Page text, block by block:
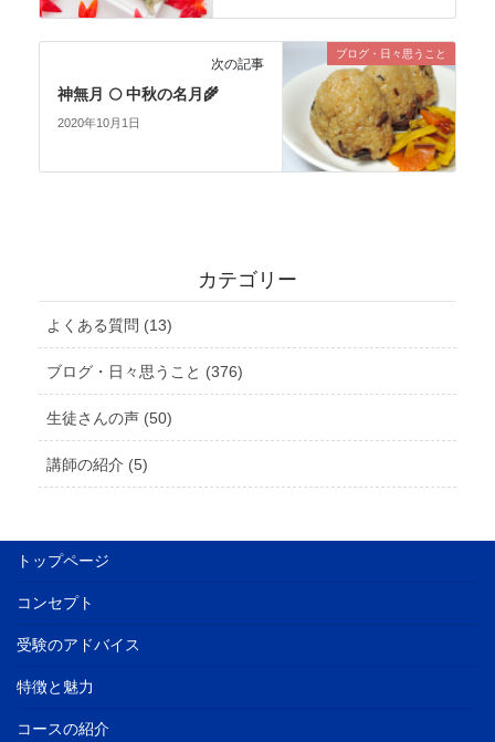
ブログ・日々思うこと
次の記事
神無月 🌕 中秋の名月🌾
2020年10月1日
カテゴリー
よくある質問 (13)
ブログ・日々思うこと (376)
生徒さんの声 (50)
講師の紹介 (5)
トップページ
コンセプト
受験のアドバイス
特徴と魅力
コースの紹介